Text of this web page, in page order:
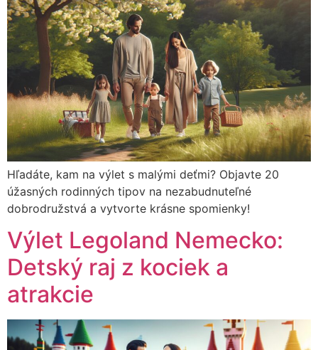
Hľadáte, kam na výlet s malými deťmi? Objavte 20
úžasných rodinných tipov na nezabudnuteľné
dobrodružstvá a vytvorte krásne spomienky!
Výlet Legoland Nemecko:
Detský raj z kociek a
atrakcie